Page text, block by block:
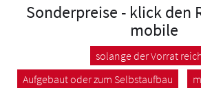
Sonderpreise - klick den
mobile
solange der Vorrat
Aufgebaut oder zum Selbstaufbau